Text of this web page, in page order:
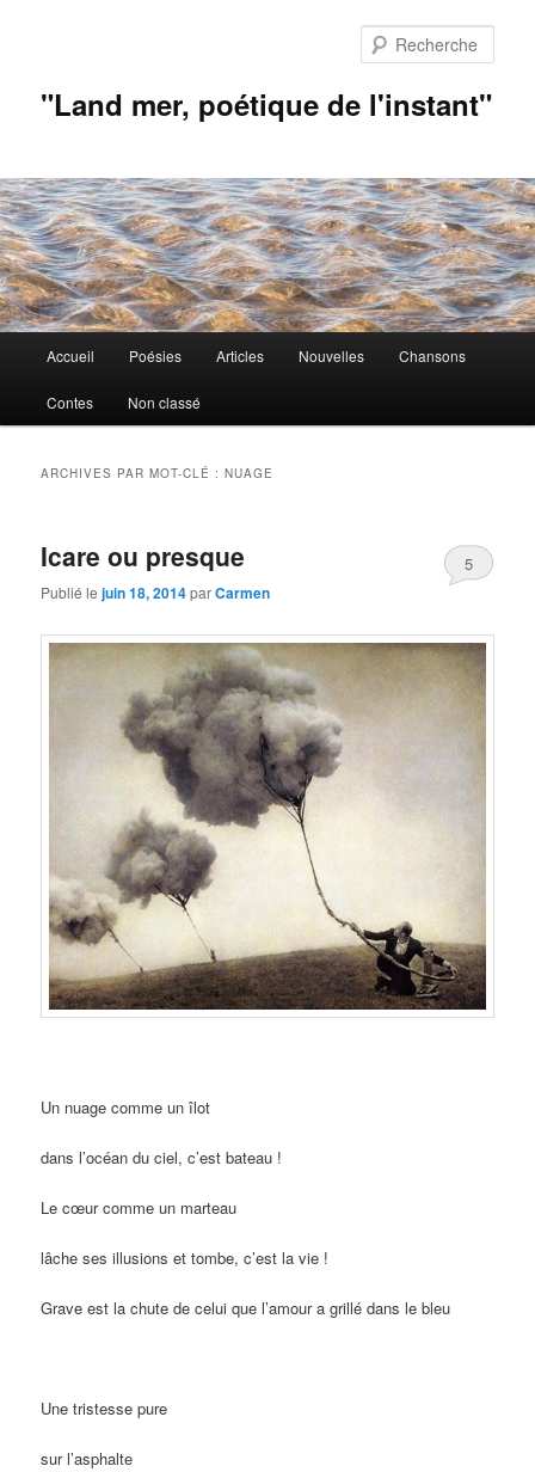
"Land mer, poétique de l'instant"
principal
Accueil Poésies Articles Nouvelles Chansons
Contes Non classé
ARCHIVES PAR MOT-CLÉ :NUAGE
Icare ou presque
Publié lejuin 18, 2014parCarmen
5
Un nuage comme un îlot
dans l’océan du ciel, c’est bateau !
Le cœur comme un marteau
lâche ses illusions et tombe, c’est la vie !
Grave est la chute de celui que l’amour a grillé dans le bleu
Une tristesse pure
sur l’asphalte